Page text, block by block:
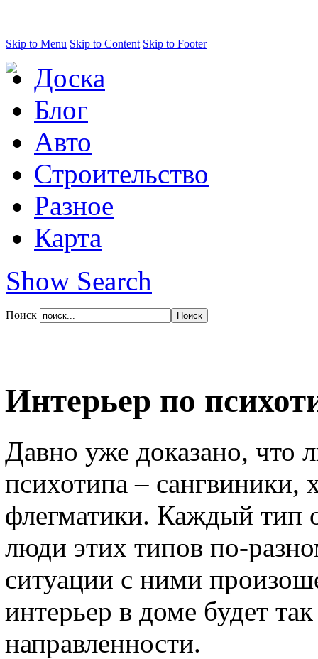
Skip to Menu Skip to Content Skip to Footer
Доска
Блог
Авто
Строительство
Разное
Карта
Show Search
Поиск
Интерьер по
Давно уже доказано, что
психотипа – сангвиники,
флегматики. Каждый тип
люди этих типов по-
ситуации с ними
интерьер в доме будет
направленности.